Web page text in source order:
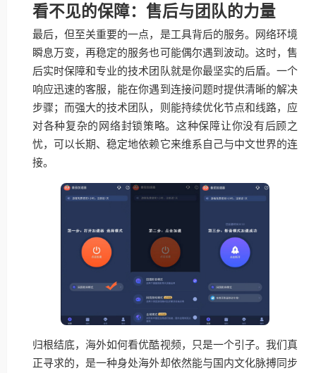
看不见的保障：售后与团队的力量
最后，但至关重要的一点，是工具背后的服务。网络环境
瞬息万变，再稳定的服务也可能偶尔遇到波动。这时，售
后实时保障和专业的技术团队就是你最坚实的后盾。一个
响应迅速的客服，能在你遇到连接问题时提供清晰的解决
步骤；而强大的技术团队，则能持续优化节点和线路，应
对各种复杂的网络封锁策略。这种保障让你没有后顾之
忧，可以长期、稳定地依赖它来维系自己与中文世界的连
接。
归根结底，海外如何看优酷视频，只是一个引子。我们真
正寻求的，是一种身处海外却依然能与国内文化脉搏同步